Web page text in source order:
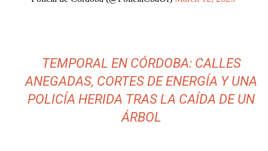
TEMPORAL EN CÓRDOBA: CALLES
ANEGADAS, CORTES DE ENERGÍA Y UNA
POLICÍA HERIDA TRAS LA CAÍDA DE UN
ÁRBOL